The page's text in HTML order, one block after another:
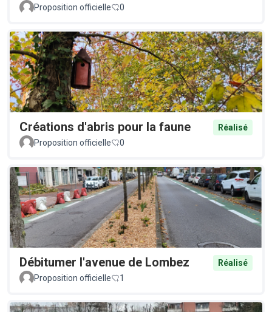
Proposition officielle 0
Créations d'abris pour la faune
Réalisé
Proposition officielle
0
Débitumer l'avenue de Lombez
Réalisé
Proposition officielle
1